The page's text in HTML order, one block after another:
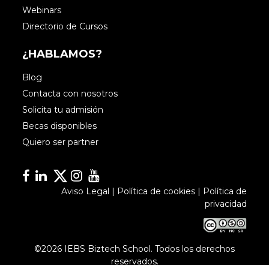
Webinars
Directorio de Cursos
¿HABLAMOS?
Blog
Contacta con nosotros
Solicita tu admisión
Becas disponibles
Quiero ser partner
Facebook
Linkedin
Linkedin
Instagram
Aviso Legal | Política de cookies| Política de
privacidad
©2026 IEBS Biztech School. Todos los derechos
reservados.